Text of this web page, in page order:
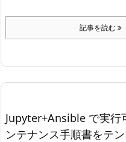
記事を読む
Jupyter+Ansible で実
ンテナンス手順書をテ